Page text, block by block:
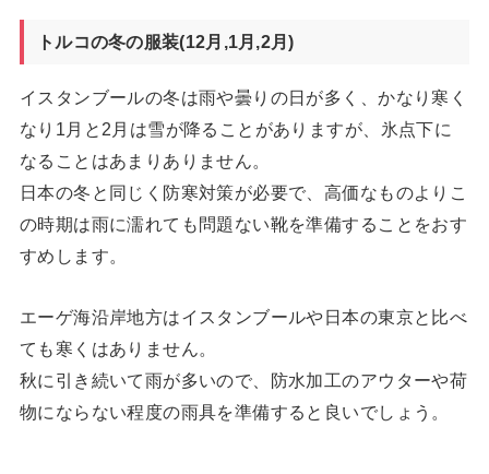
トルコの冬の服装(12月,1月,2月)
イスタンブールの冬は雨や曇りの日が多く、かなり寒く
なり1月と2月は雪が降ることがありますが、氷点下に
なることはあまりありません。
日本の冬と同じく防寒対策が必要で、高価なものよりこ
の時期は雨に濡れても問題ない靴を準備することをおす
すめします。
エーゲ海沿岸地方はイスタンブールや日本の東京と比べ
ても寒くはありません。
秋に引き続いて雨が多いので、防水加工のアウターや荷
物にならない程度の雨具を準備すると良いでしょう。